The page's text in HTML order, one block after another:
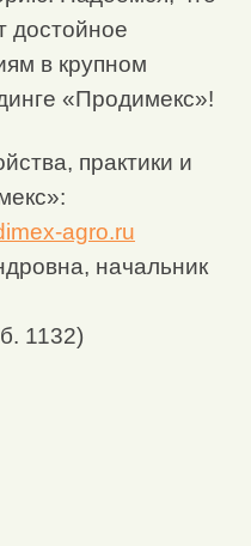
достойное
в крупном
«Продимекс»!
практики и
agro.ru
начальник
1132)